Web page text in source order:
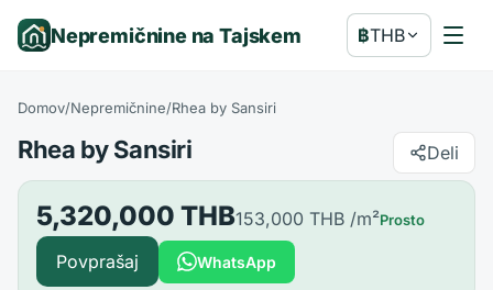
Nepremičnine na Tajskem ฿THB
Domov/Nepremičnine/Rhea by Sansiri
Rhea by Sansiri Deli
5,320,000 THB153,000 THB /m²Prosto
Povprašaj WhatsApp